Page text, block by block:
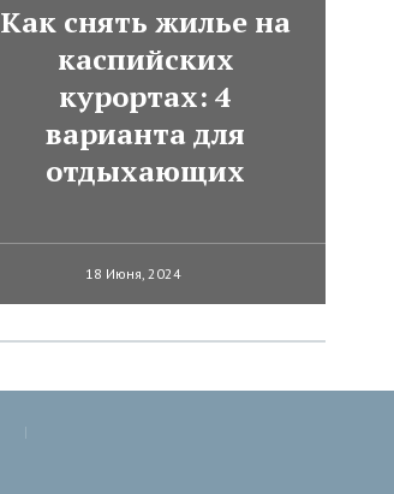
Как снять жилье на
каспийских
курортах: 4
варианта для
отдыхающих
18 Июня, 2024